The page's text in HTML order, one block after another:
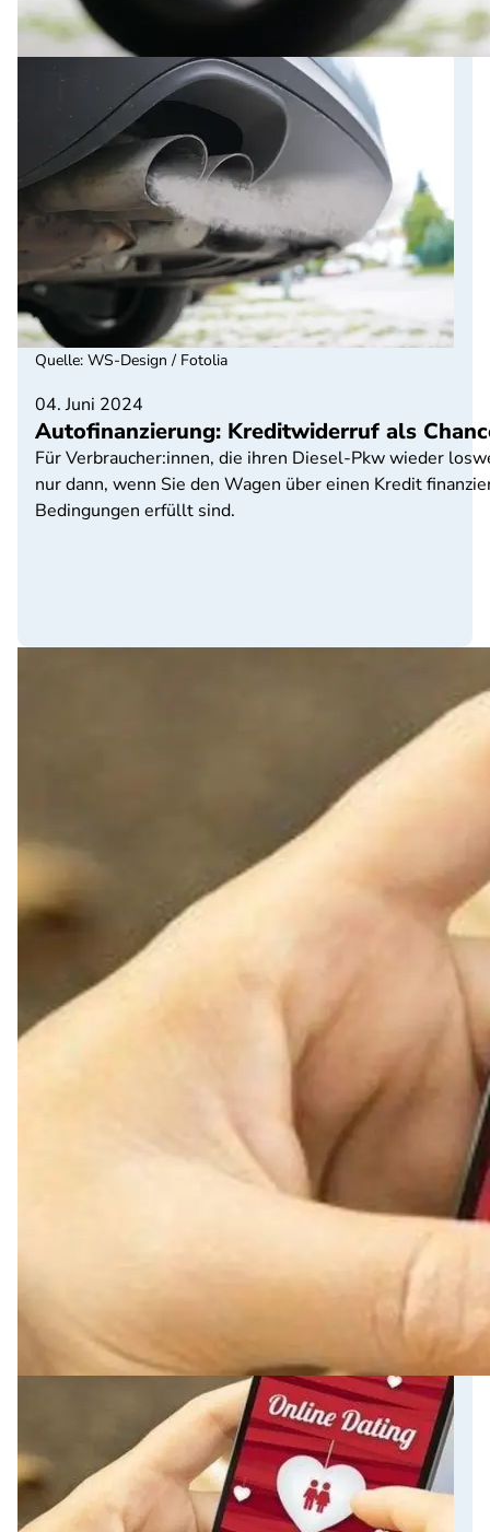
04. Juni 2024
Autofinanzierung: Kreditwiderruf als
Für Verbraucher:innen, die ihren Diesel-Pkw wieder
nur dann, wenn Sie den Wagen über einen Kredit
Bedingungen erfüllt sind.
Quelle: WS-Design / Fotolia